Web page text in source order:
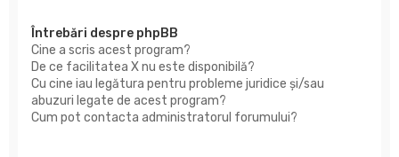
Întrebări despre phpBB
Cine a scris acest program?
De ce facilitatea X nu este disponibilă?
Cu cine iau legătura pentru probleme juridice şi/sau
abuzuri legate de acest program?
Cum pot contacta administratorul forumului?